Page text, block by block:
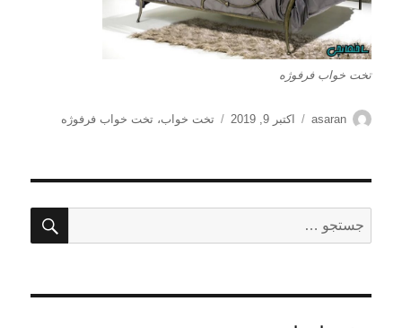
تخت خواب فرفوژه
نویسنده
asaran
ارسال
اکتبر 9, 2019 برچسب‌ها
تخت خواب،تخت خواب فرفوژه
برای: